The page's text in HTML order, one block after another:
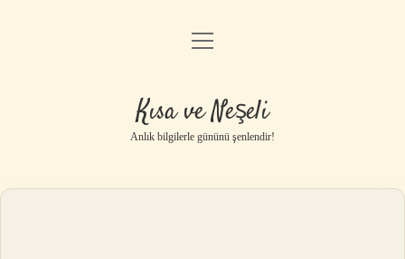
Anasayfa
Yasal Uyarı
menüyü
Kısa ve Neşeli
Anlık bilgilerle gününü şenlendir!